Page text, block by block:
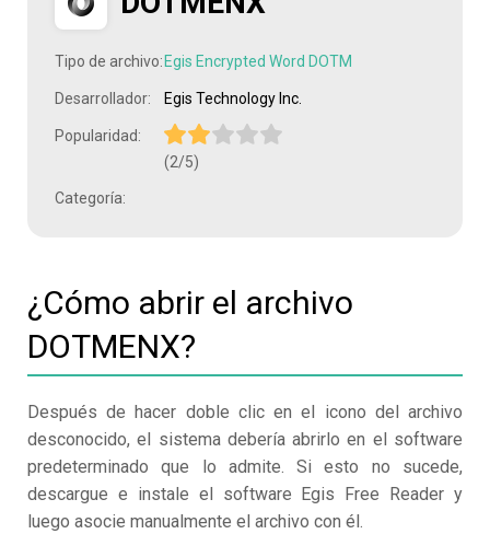
Tipo de archivo: Egis Encrypted Word DOTM
Desarrollador: Egis Technology Inc.
Popularidad:
(2/5)
Categoría:
¿Cómo abrir el archivo
DOTMENX?
Después de hacer doble clic en el icono del archivo
desconocido, el sistema debería abrirlo en el software
predeterminado que lo admite. Si esto no sucede,
descargue e instale el software Egis Free Reader y
luego asocie manualmente el archivo con él.